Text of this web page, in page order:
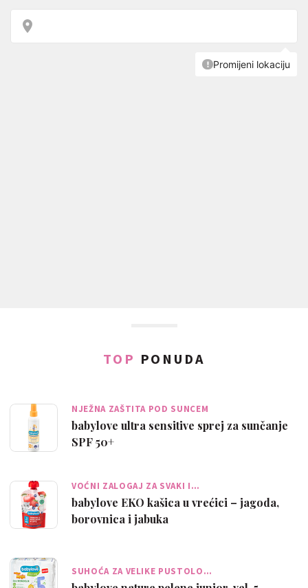
TOP PONUDA
NJEŽNA ZAŠTITA POD SUNCEM
babylove ultra sensitive sprej za sunčanje
SPF 50+
VOĆNI ZALOGAJ ZA SVAKI I…
babylove EKO kašica u vrećici – jagoda,
borovnica i jabuka
SUHOĆA ZA VELIKE PUSTOLO…